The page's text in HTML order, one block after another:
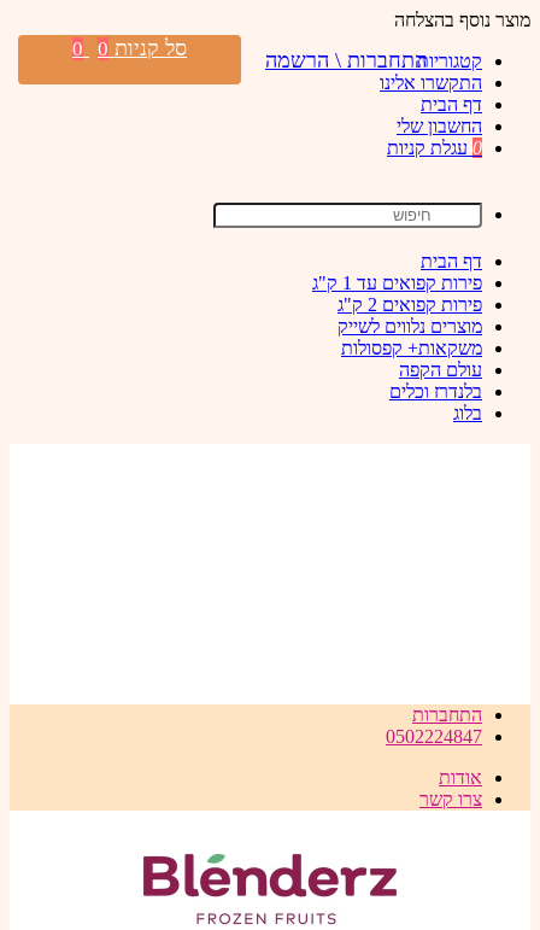
מוצר נוסף בהצלחה
קטגוריות
התקשרו אלינו
דף הבית
החשבון שלי
0 עגלת קניות
דף הבית
פירות קפואים עד 1 ק"ג
פירות קפואים 2 ק"ג
מוצרים נלווים לשייק
משקאות+ קפסולות
עולם הקפה
בלנדרז וכלים
בלוג
התחברות
0502224847
אודות
צרו קשר
התחברות \ הרשמה סל קניות 0
0